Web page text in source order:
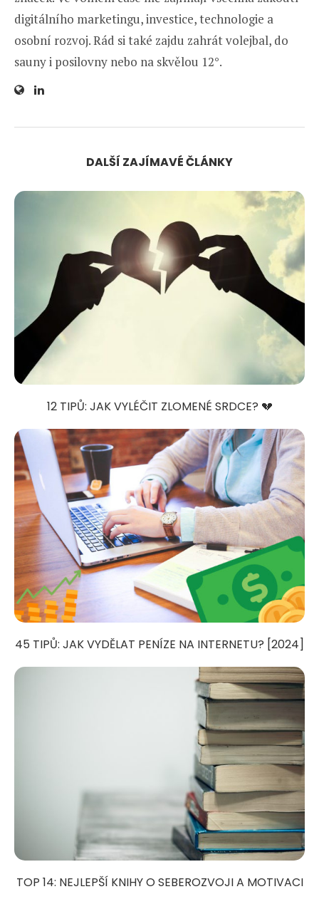
digitálního marketingu, investice, technologie a
osobní rozvoj. Rád si také zajdu zahrát volejbal, do
sauny i posilovny nebo na skvělou 12°.
DALŠÍ ZAJÍMAVÉ ČLÁNKY
12 TIPŮ: JAK VYLÉČIT ZLOMENÉ SRDCE? 💔
45 TIPŮ: JAK VYDĚLAT PENÍZE NA INTERNETU? [2024]
TOP 14: NEJLEPŠÍ KNIHY O SEBEROZVOJI A MOTIVACI